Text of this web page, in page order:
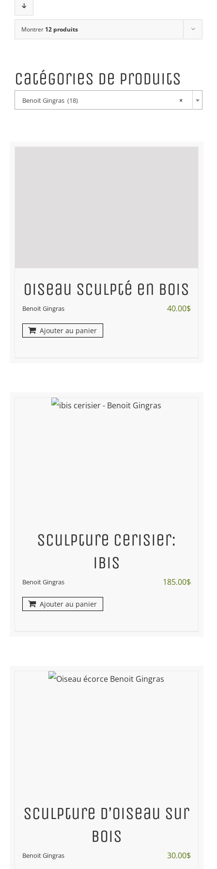
Montrer 12 produits
Catégories de produits
×
Benoit Gingras (18)
Oiseau sculpté en bois
Benoit Gingras 40.00$
Ajouter au panier
Sculpture cerisier:
ibis
Benoit Gingras 185.00$
Ajouter au panier
Sculpture d’oiseau sur
bois
Benoit Gingras 30.00$